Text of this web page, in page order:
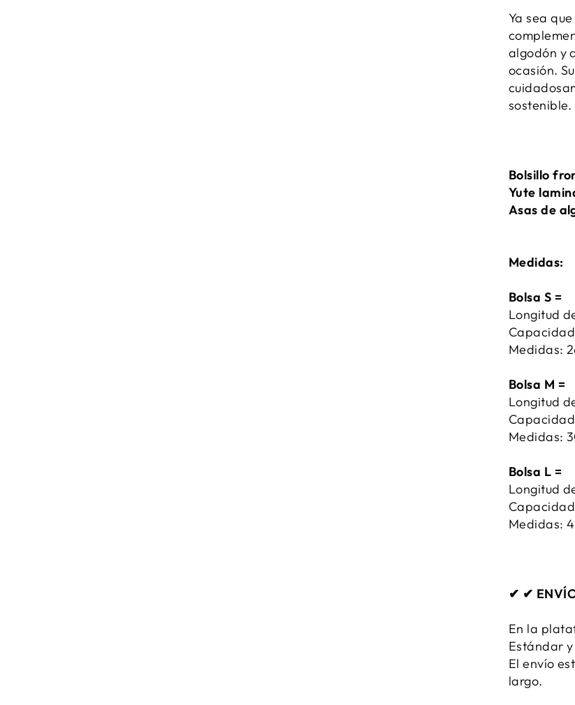
Ya sea
algodón y
ocasión.
sostenible.
Bolsillo
Yute
Asas de
Medidas:
Bolsa S =
Longitud
Medidas:
Bolsa M =
Longitud
Medidas:
Bolsa L =
Longitud
Medidas:
✔ ✔
En la
Estándar
El envío
largo.